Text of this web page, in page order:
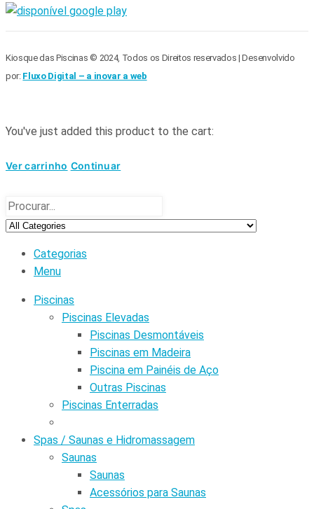
Kiosque das Piscinas © 2024, Todos os Direitos reservados | Desenvolvido
por: Fluxo Digital – a inovar a web
You've just added this product to the cart:
Ver carrinho Continuar
Categorias
Menu
Piscinas
Piscinas Elevadas
Piscinas Desmontáveis
Piscinas em Madeira
Piscina em Painéis de Aço
Outras Piscinas
Piscinas Enterradas
Spas / Saunas e Hidromassagem
Saunas
Saunas
Acessórios para Saunas